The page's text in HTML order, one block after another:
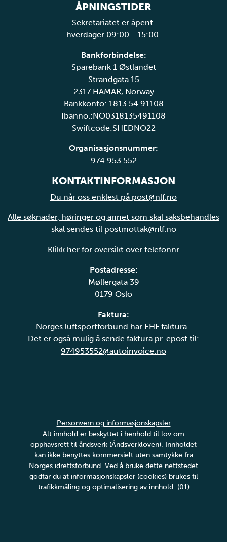
ÅPNINGSTIDER
Sekretariatet er åpent
hverdager 09:00 - 15:00.
Bankforbindelse:
Sparebank 1 Østlandet
Strandgata 15
2317 HAMAR, Norway
Bankkonto: 1813 54 91108
Ibanno.:NO0318135491108
Swiftcode:SHEDNO22
Organisasjonsnummer:
974 953 552
KONTAKTINFORMASJON
Du når oss enklest på post@nlf.no
Alle søknader, høringer og annet som skal saksbehandles
skal sendes til postmottak@nlf.no
Klikk her for oversikt over telefonnr
Postadresse:
Møllergata 39
0179 Oslo
Faktura:
Norges luftsportforbund har EHF faktura.
Det er også mulig å sende faktura pr. epost til:
974953552@autoinvoice.no
Personvern og informasjonskapsler
Alt innhold er beskyttet i henhold til lov om
opphavsrett til åndsverk (Åndsverkloven). Innholdet
kan ikke benyttes kommersielt uten samtykke fra
Norges idrettsforbund. Ved å bruke dette nettstedet
godtar du at informasjonskapsler (cookies) brukes til
trafikkmåling og optimalisering av innhold. (01)